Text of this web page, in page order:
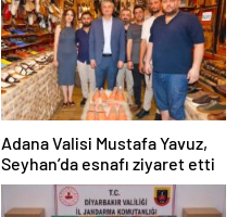
Adana Valisi Mustafa Yavuz,
Seyhan’da esnafı ziyaret etti